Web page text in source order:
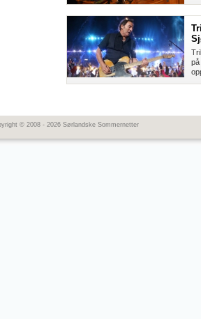
på
© 2008 - 2026 Sørlandske Sommernetter